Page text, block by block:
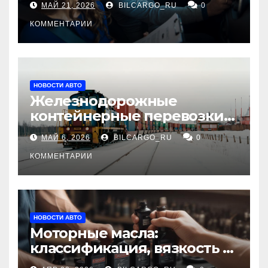
МАЙ 21, 2026 BILCARGO_RU 0
КОММЕНТАРИИ
НОВОСТИ АВТО
Железнодорожные
контейнерные перевозки
из Китая в Россию:
маршруты, сроки и
требования
МАЙ 6, 2026 BILCARGO_RU 0
КОММЕНТАРИИ
НОВОСТИ АВТО
Моторные масла:
классификация, вязкость и
рекомендации по выбору